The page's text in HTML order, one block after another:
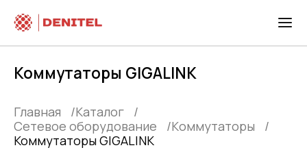
Коммутаторы GIGALINK
Главная
Каталог
Сетевое оборудование
Kоммутаторы
Коммутаторы GIGALINK